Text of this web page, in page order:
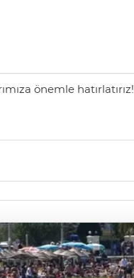
önemle hatırlatırız!